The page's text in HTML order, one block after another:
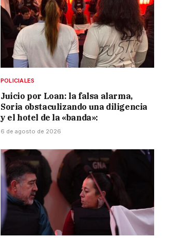
POLICIALES
Juicio por Loan: la falsa alarma,
Soria obstaculizando una diligencia
y el hotel de la «banda»:
6 de agosto de 2026